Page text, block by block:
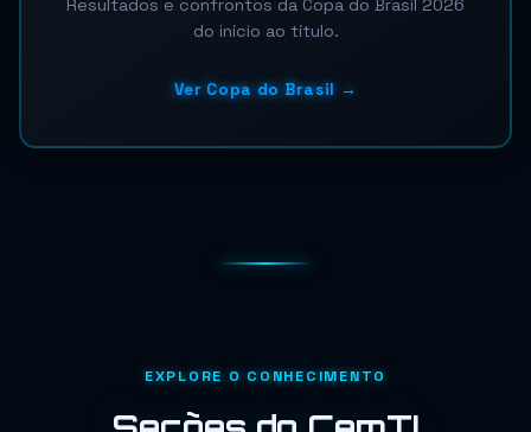
Resultados e confrontos da Copa do Brasil 2026
do início ao título.
Ver Copa do Brasil →
EXPLORE O CONHECIMENTO